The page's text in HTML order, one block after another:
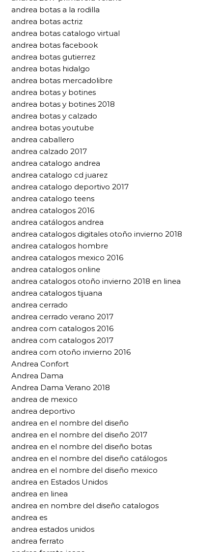
andrea botas a la rodilla
andrea botas actriz
andrea botas catalogo virtual
andrea botas facebook
andrea botas gutierrez
andrea botas hidalgo
andrea botas mercadolibre
andrea botas y botines
andrea botas y botines 2018
andrea botas y calzado
andrea botas youtube
andrea caballero
andrea calzado 2017
andrea catalogo andrea
andrea catalogo cd juarez
andrea catalogo deportivo 2017
andrea catalogo teens
andrea catalogos 2016
andrea catálogos andrea
andrea catalogos digitales otoño invierno 2018
andrea catalogos hombre
andrea catalogos mexico 2016
andrea catalogos online
andrea catalogos otoño invierno 2018 en linea
andrea catalogos tijuana
andrea cerrado
andrea cerrado verano 2017
andrea com catalogos 2016
andrea com catalogos 2017
andrea com otoño invierno 2016
Andrea Confort
Andrea Dama
Andrea Dama Verano 2018
andrea de mexico
andrea deportivo
andrea en el nombre del diseño
andrea en el nombre del diseño 2017
andrea en el nombre del diseño botas
andrea en el nombre del diseño catálogos
andrea en el nombre del diseño mexico
andrea en Estados Unidos
andrea en linea
andrea en nombre del diseño catalogos
andrea es
andrea estados unidos
andrea ferrato